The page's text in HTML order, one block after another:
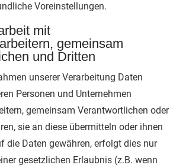
Voreinstellungen.
mit
gemeinsam
und Dritten
unserer Verarbeitung Daten
Personen und Unternehmen
gemeinsam Verantwortlichen oder
sie an diese übermitteln oder ihnen
die Daten gewähren, erfolgt dies nur
gesetzlichen Erlaubnis (z.B. wenn